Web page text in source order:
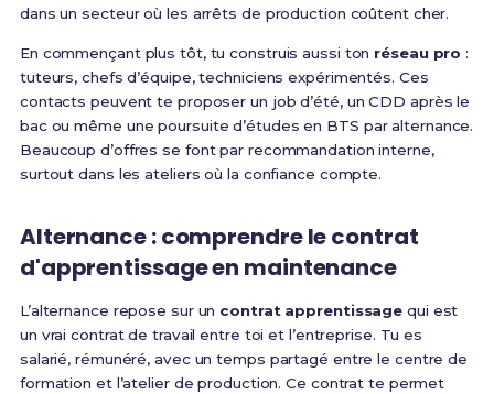
dans un secteur où les arrêts de production coûtent cher.
En commençant plus tôt, tu construis aussi ton réseau pro :
tuteurs, chefs d’équipe, techniciens expérimentés. Ces
contacts peuvent te proposer un job d’été, un CDD après le
bac ou même une poursuite d’études en BTS par alternance.
Beaucoup d’offres se font par recommandation interne,
surtout dans les ateliers où la confiance compte.
Alternance : comprendre le contrat
d'apprentissage en maintenance
L’alternance repose sur un contrat apprentissage qui est
un vrai contrat de travail entre toi et l’entreprise. Tu es
salarié, rémunéré, avec un temps partagé entre le centre de
formation et l’atelier de production. Ce contrat te permet